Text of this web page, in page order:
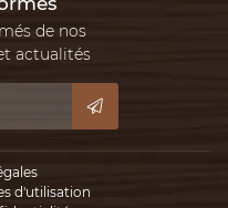
de nos
actualités
d'utilisation